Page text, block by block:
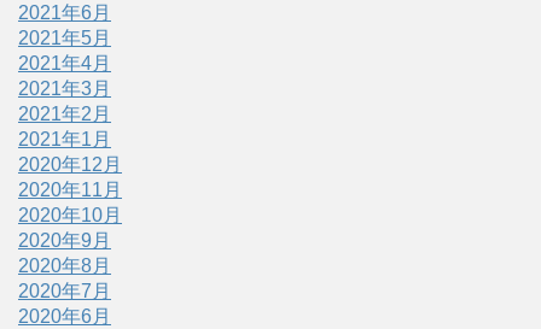
2021年6月
2021年5月
2021年4月
2021年3月
2021年2月
2021年1月
2020年12月
2020年11月
2020年10月
2020年9月
2020年8月
2020年7月
2020年6月